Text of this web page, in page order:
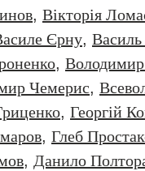
, Вікторія
Єрну,
,
Чемерис,
, Георгiй
, Глеб
, Данило